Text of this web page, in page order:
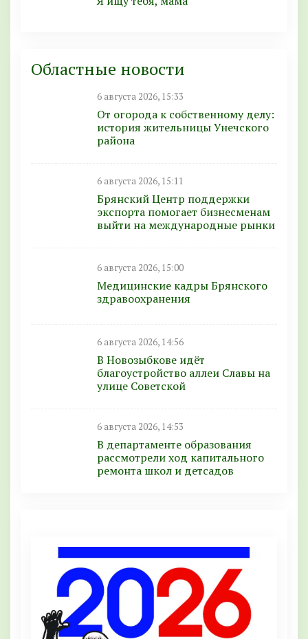
Областные новости
6 августа 2026, 15:33
От огорода к собственному делу:
история жительницы Унечского
района
6 августа 2026, 15:11
Брянский Центр поддержки
экспорта помогает бизнесменам
выйти на международные рынки
6 августа 2026, 15:00
Медицинские кадры Брянского
здравоохранения
6 августа 2026, 14:56
В Новозыбкове идёт
благоустройство аллеи Славы на
улице Советской
6 августа 2026, 14:53
В департаменте образования
рассмотрели ход капитального
ремонта школ и детсадов